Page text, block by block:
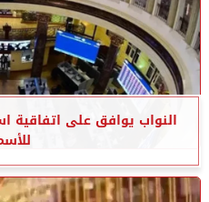
النواب يوافق على اتفاقية